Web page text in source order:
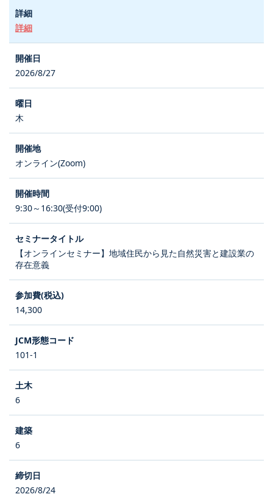
詳細
2026/8/27
木
オンライン(Zoom)
9:30～16:30(受付9:00)
【オンラインセミナー】地域住民から見た自然災害と建設業の
存在意義
14,300
101-1
6
6
2026/8/24